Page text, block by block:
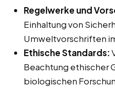
Regelwerke und
Einhaltung von
Umweltvorschriften
Ethische Standards:
Beachtung ethischer
biologischen